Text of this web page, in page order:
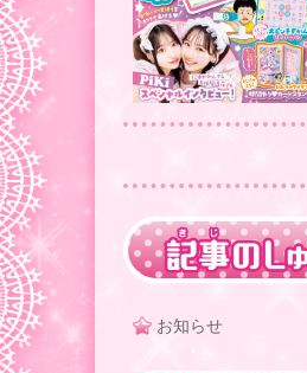
お知らせ